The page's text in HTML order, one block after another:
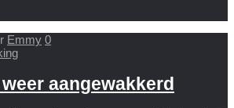
Emmy 0
aangewakkerd